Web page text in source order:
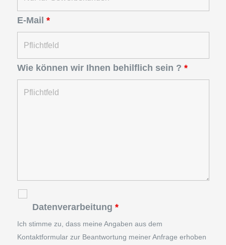
E-Mail *
Wie können wir Ihnen behilflich sein ? *
Datenverarbeitung *
Ich stimme zu, dass meine Angaben aus dem
Kontaktformular zur Beantwortung meiner Anfrage erhoben